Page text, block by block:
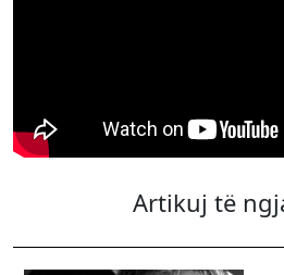
Artikuj të